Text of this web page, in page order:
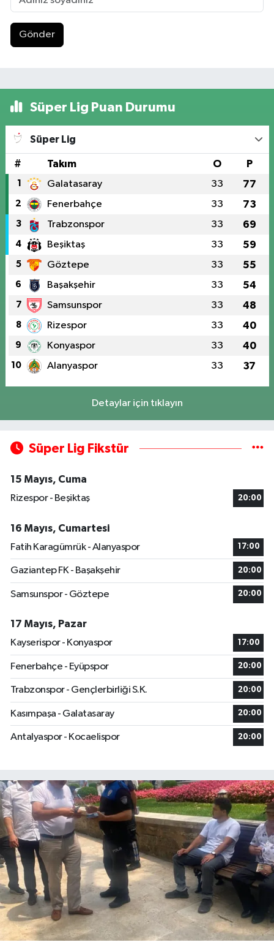
Gönder
Süper Lig Puan Durumu
Süper Lig
# Takım O P
1 Galatasaray 33 77
2 Fenerbahçe 33 73
3 Trabzonspor 33 69
4 Beşiktaş 33 59
5 Göztepe 33 55
6 Başakşehir 33 54
7 Samsunspor 33 48
8 Rizespor 33 40
9 Konyaspor 33 40
10 Alanyaspor 33 37
Detaylar için tıklayın
Süper Lig Fikstür
15 Mayıs, Cuma
Rizespor - Beşiktaş
20:00
16 Mayıs, Cumartesi
Fatih Karagümrük - Alanyaspor
17:00
Gaziantep FK - Başakşehir 20:00
Samsunspor - Göztepe 20:00
17 Mayıs, Pazar
Kayserispor - Konyaspor
17:00
Fenerbahçe - Eyüpspor 20:00
Trabzonspor - Gençlerbirliği S.K. 20:00
Kasımpaşa - Galatasaray 20:00
Antalyaspor - Kocaelispor 20:00